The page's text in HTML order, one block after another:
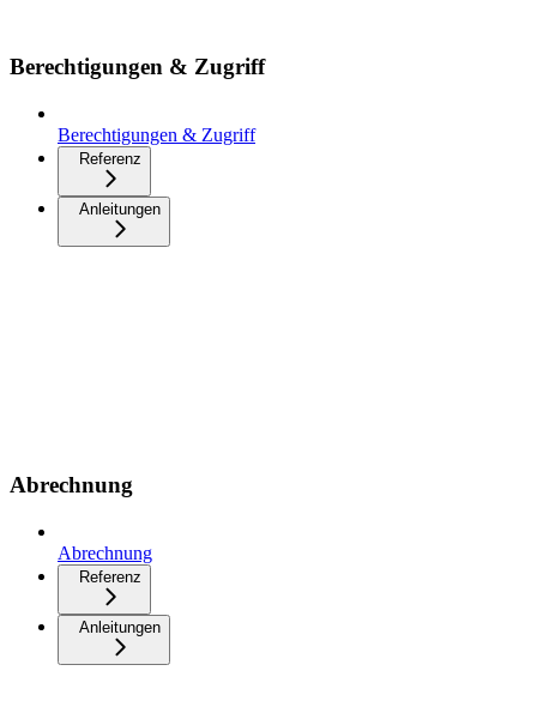
Berechtigungen & Zugriff
Berechtigungen & Zugriff
Referenz
Anleitungen
Abrechnung
Abrechnung
Referenz
Anleitungen